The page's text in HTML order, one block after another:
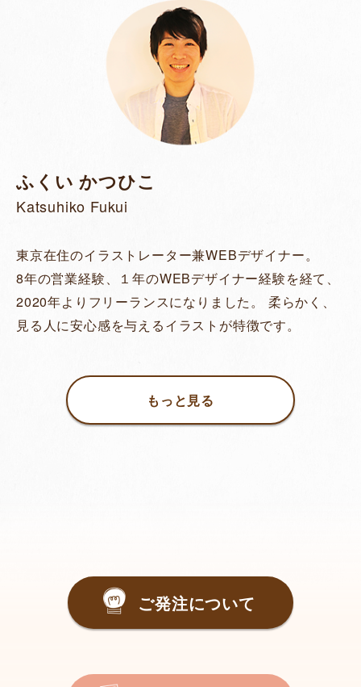
ふくい かつひこ
Katsuhiko Fukui
東京在住のイラストレーター兼WEBデザイナー。
8年の営業経験、１年のWEBデザイナー経験を経て、
2020年よりフリーランスになりました。 柔らかく、
見る人に安心感を与えるイラストが特徴です。
もっと見る
ご発注について